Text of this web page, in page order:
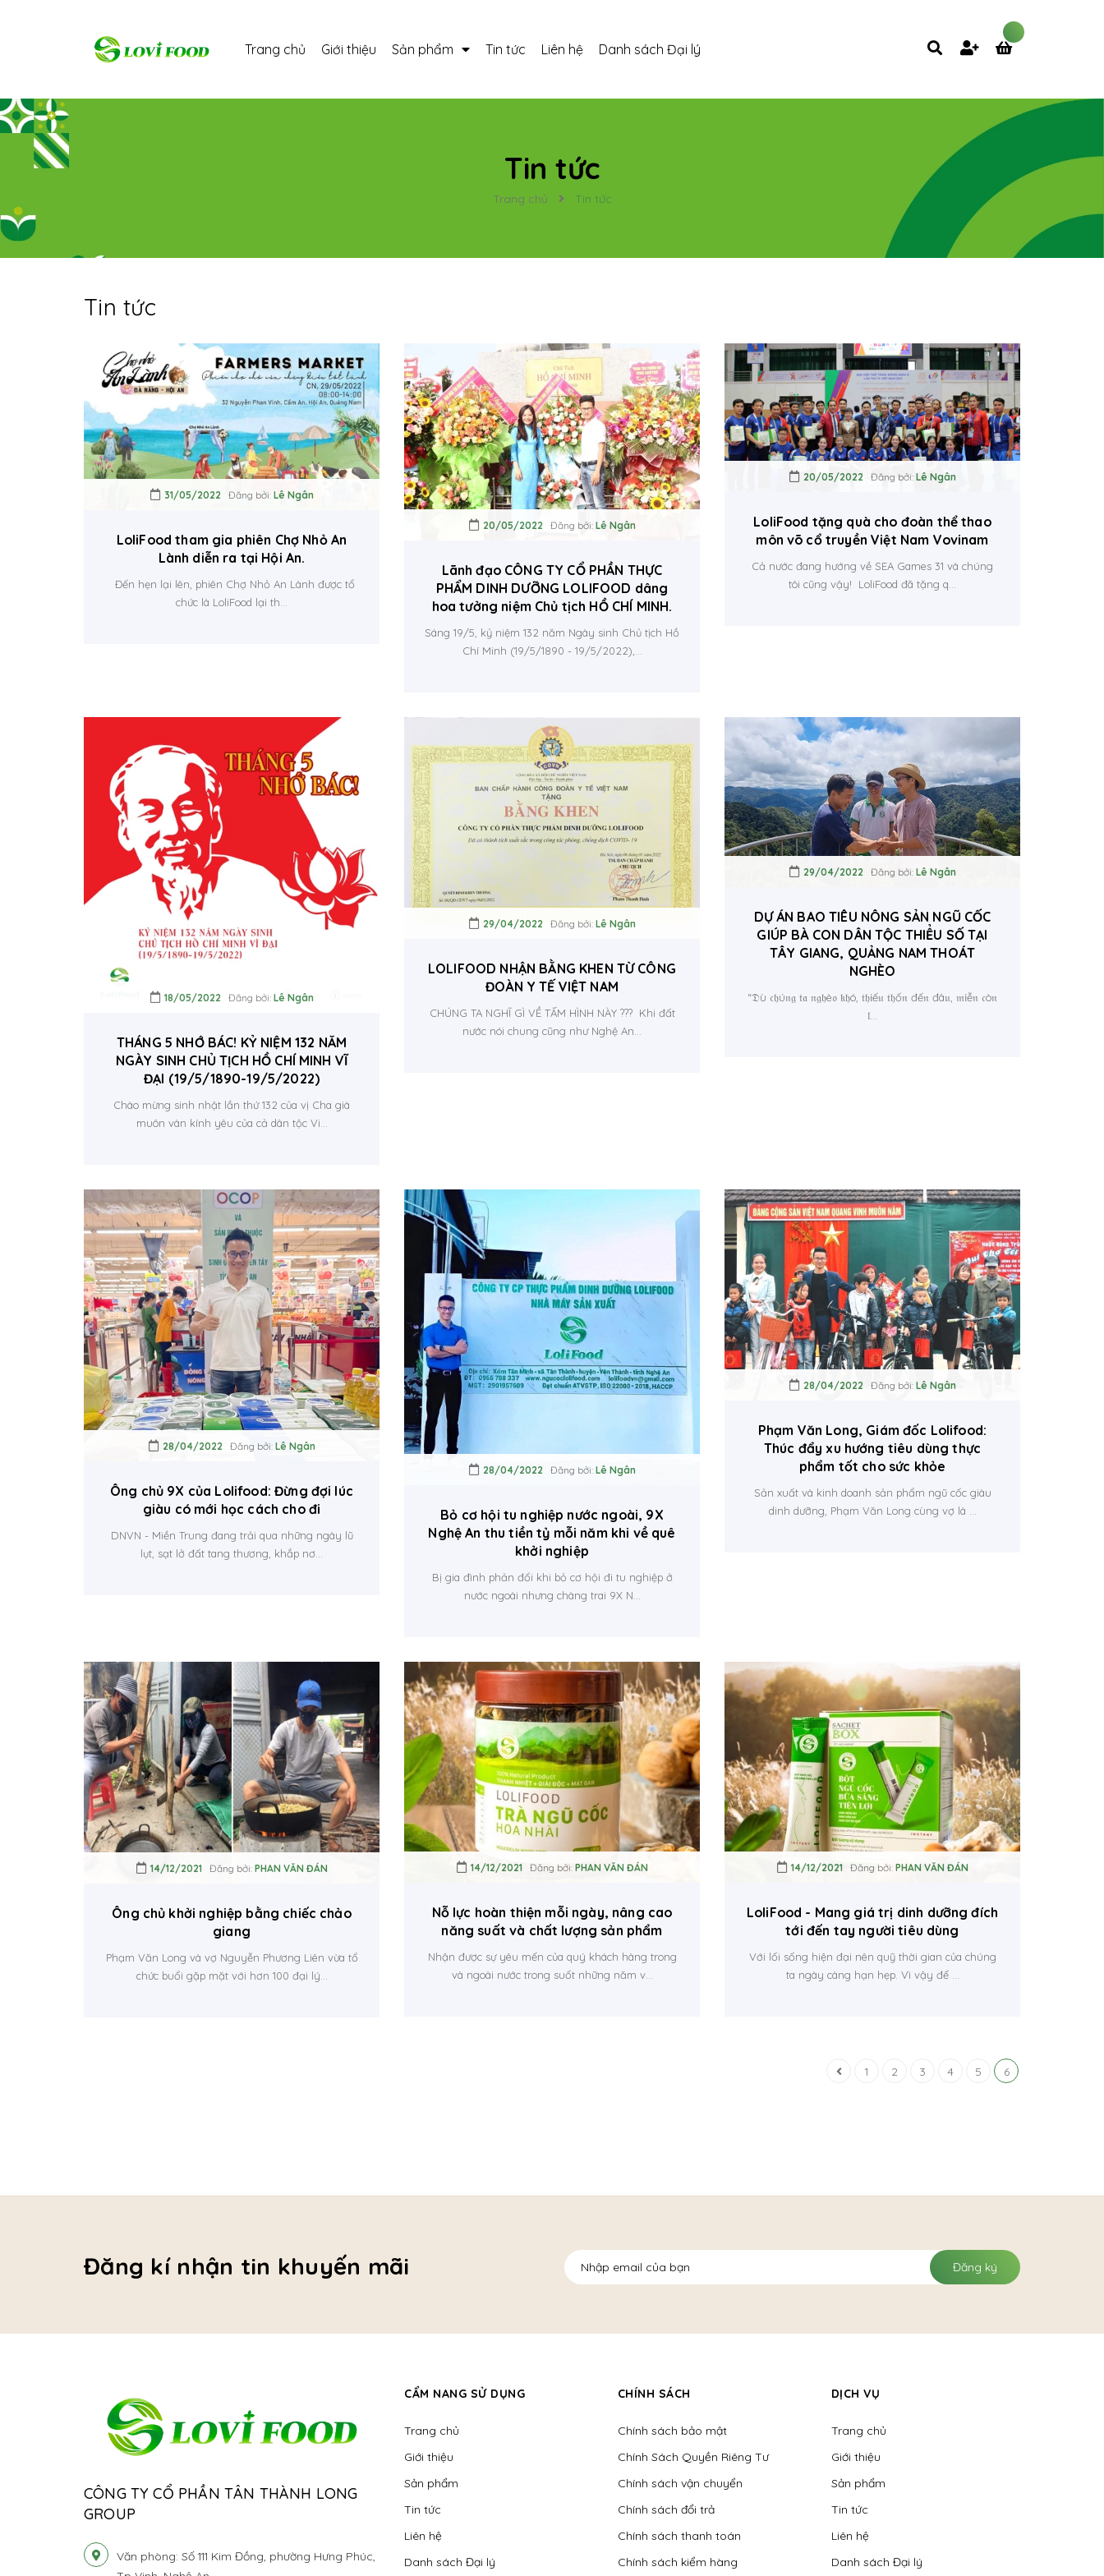
Trang chủ Giới thiệu Sản phẩm Tin tức Liên hệ Danh sách Đại lý
Tin tức
Trang chủ Tin tức
Tin tức
31/05/2022 Đăng bởi: Lê Ngân
LoliFood tham gia phiên Chợ Nhỏ An
Lành diễn ra tại Hội An.
Đến hẹn lại lên, phiên Chợ Nhỏ An Lành được tổ
chức là LoliFood lại th...
20/05/2022 Đăng bởi: Lê Ngân
Lãnh đạo CÔNG TY CỔ PHẦN THỰC
PHẨM DINH DƯỠNG LOLIFOOD dâng
hoa tưởng niệm Chủ tịch HỒ CHÍ MINH.
Sáng 19/5, kỷ niệm 132 năm Ngày sinh Chủ tịch Hồ
Chí Minh (19/5/1890 - 19/5/2022),...
20/05/2022 Đăng bởi: Lê Ngân
LoliFood tặng quà cho đoàn thể thao
môn võ cổ truyền Việt Nam Vovinam
Cả nước đang hướng về SEA Games 31 và chúng
tôi cũng vậy! LoliFood đã tặng q...
18/05/2022 Đăng bởi: Lê Ngân
THÁNG 5 NHỚ BÁC! KỶ NIỆM 132 NĂM
NGÀY SINH CHỦ TỊCH HỒ CHÍ MINH VĨ
ĐẠI (19/5/1890-19/5/2022)
Chào mừng sinh nhật lần thứ 132 của vị Cha già
muôn vàn kính yêu của cả dân tộc Vi...
29/04/2022 Đăng bởi: Lê Ngân
LOLIFOOD NHẬN BẰNG KHEN TỪ CÔNG
ĐOÀN Y TẾ VIỆT NAM
CHÚNG TA NGHĨ GÌ VỀ TẤM HÌNH NÀY ??? Khi đất
nước nói chung cũng như Nghệ An...
29/04/2022 Đăng bởi: Lê Ngân
DỰ ÁN BAO TIÊU NÔNG SẢN NGŨ CỐC
GIÚP BÀ CON DÂN TỘC THIỂU SỐ TẠI
TÂY GIANG, QUẢNG NAM THOÁT
NGHÈO
“𝔇ù 𝔠𝔥ú𝔫𝔤 𝔱𝔞 𝔫𝔤𝔥è𝔬 𝔨𝔥ó, 𝔱𝔥𝔦ế𝔲 𝔱𝔥ố𝔫 đế𝔫 đâ𝔲, 𝔪𝔦ễ𝔫 𝔠ò𝔫
𝔩...
28/04/2022 Đăng bởi: Lê Ngân
Ông chủ 9X của Lolifood: Đừng đợi lúc
giàu có mới học cách cho đi
DNVN - Miền Trung đang trải qua những ngày lũ
lụt, sạt lở đất tang thương, khắp nơ...
28/04/2022 Đăng bởi: Lê Ngân
Bỏ cơ hội tu nghiệp nước ngoài, 9X
Nghệ An thu tiền tỷ mỗi năm khi về quê
khởi nghiệp
Bị gia đình phản đối khi bỏ cơ hội đi tu nghiệp ở
nước ngoài nhưng chàng trai 9X N...
28/04/2022 Đăng bởi: Lê Ngân
Phạm Văn Long, Giám đốc Lolifood:
Thúc đẩy xu hướng tiêu dùng thực
phẩm tốt cho sức khỏe
Sản xuất và kinh doanh sản phẩm ngũ cốc giàu
dinh dưỡng, Phạm Văn Long cùng vợ là ...
14/12/2021 Đăng bởi: PHAN VĂN ĐÁN
Ông chủ khởi nghiệp bằng chiếc chảo
giang
Phạm Văn Long và vợ Nguyễn Phương Liên vừa tổ
chức buổi gặp mặt với hơn 100 đại lý...
14/12/2021Đăng bởi: PHAN VĂN ĐÁN
Nỗ lực hoàn thiện mỗi ngày, nâng cao
năng suất và chất lượng sản phẩm
Nhận được sự yêu mến của quý khách hàng trong
và ngoài nước trong suốt những năm v...
14/12/2021Đăng bởi: PHAN VĂN ĐÁN
LoliFood - Mang giá trị dinh dưỡng đích
tới đến tay người tiêu dùng
Với lối sống hiện đại nên quỹ thời gian của chúng
ta ngày càng hạn hẹp. Vì vậy để ...
1 2 3 4 5 6
Đăng kí nhận tin khuyến mãi Đăng ký
CÔNG TY CỔ PHẦN TÂN THÀNH LONG
GROUP
Văn phòng: Số 111 Kim Đồng, phường Hưng Phúc,
CẨM NANG SỬ DỤNG
Trang chủ
Giới thiệu
Sản phẩm
Tin tức
Liên hệ
Danh sách Đại lý
CHÍNH SÁCH
Chính sách bảo mật
Chính Sách Quyền Riêng Tư
Chính sách vận chuyển
Chính sách đổi trả
Chính sách thanh toán
Chính sách kiểm hàng
DỊCH VỤ
Trang chủ
Giới thiệu
Sản phẩm
Tin tức
Liên hệ
Danh sách Đại lý